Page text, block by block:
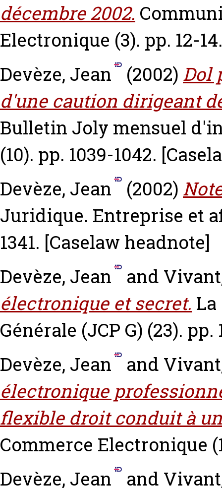
décembre 2002.
Electronique (3). pp. 12-14.
Devèze, Jean
(2002) Dol
d'une caution dirigeant
Bulletin Joly mensuel
(10). pp. 1039-1042.
Devèze, Jean
(2002)
Juridique. Entreprise et
1341. [Caselaw headnote]
Devèze, Jean
and
électronique et secret.
Générale (JCP G) (23).
Devèze, Jean
and
électronique
flexible droit conduit à
Commerce Electronique
Devèze, Jean
and